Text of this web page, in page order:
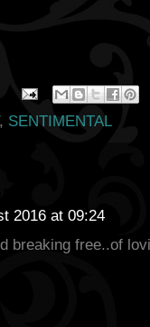
, SENTIMENTAL
2016 at 09:24
breaking free..of